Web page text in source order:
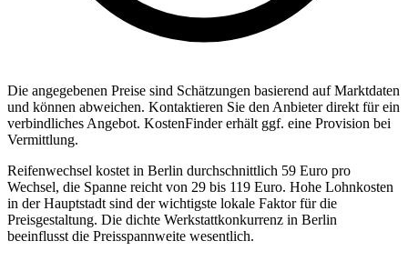
Die angegebenen Preise sind Schätzungen basierend auf Marktdaten
und können abweichen. Kontaktieren Sie den Anbieter direkt für ein
verbindliches Angebot. KostenFinder erhält ggf. eine Provision bei
Vermittlung.
Reifenwechsel kostet in Berlin durchschnittlich 59 Euro pro
Wechsel, die Spanne reicht von 29 bis 119 Euro. Hohe Lohnkosten
in der Hauptstadt sind der wichtigste lokale Faktor für die
Preisgestaltung. Die dichte Werkstattkonkurrenz in Berlin
beeinflusst die Preisspannweite wesentlich.